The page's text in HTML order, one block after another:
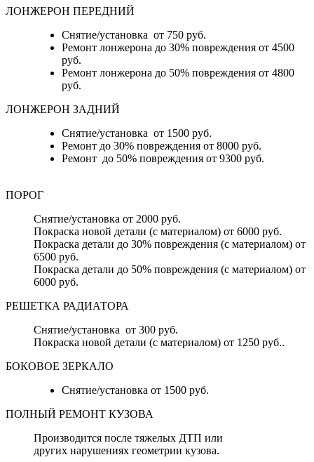
ЛОНЖЕРОН ПЕРЕДНИЙ
Снятие/установка от 750 руб.
Ремонт лонжерона до 30% повреждения от 4500
руб.
Ремонт лонжерона до 50% повреждения от 4800
руб.
ЛОНЖЕРОН ЗАДНИЙ
Снятие/установка от 1500 руб.
Ремонт до 30% повреждения от 8000 руб.
Ремонт до 50% повреждения от 9300 руб.
ПОРОГ
Снятие/установка от 2000 руб.
Покраска новой детали (с материалом) от 6000 руб.
Покраска детали до 30% повреждения (с материалом) от
6500 руб.
Покраска детали до 50% повреждения (с материалом) от
6000 руб.
РЕШЕТКА РАДИАТОРА
Снятие/установка от 300 руб.
Покраска новой детали (с материалом) от 1250 руб..
БОКОВОЕ ЗЕРКАЛО
Снятие/установка от 1500 руб.
ПОЛНЫЙ РЕМОНТ КУЗОВА
Производится после тяжелых ДТП или
других нарушениях геометрии кузова.